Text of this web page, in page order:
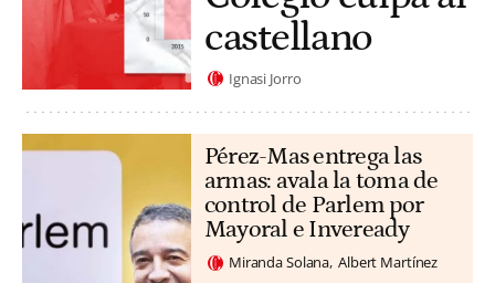
castellano
Ignasi Jorro
Pérez-Mas entrega las
armas: avala la toma de
control de Parlem por
Mayoral e Inveready
Miranda Solana Albert Martínez